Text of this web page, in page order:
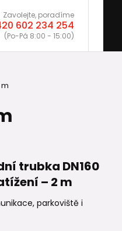
Zavolejte, poradíme
602 234 254
(Po-Pá 8:00 - 15:00)
trubka DN160
– 2 m
parkoviště i